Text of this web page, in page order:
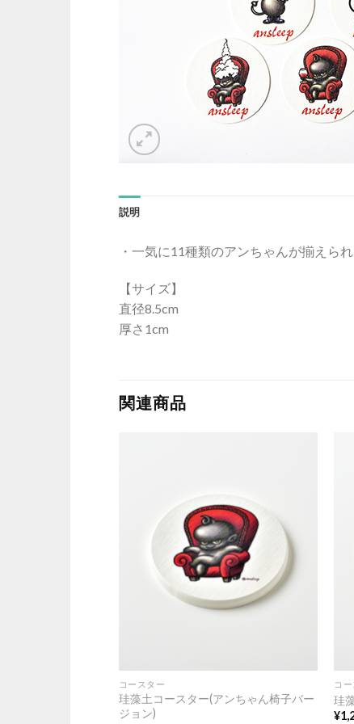
説明
・一気に11種類のアンちゃんが揃えら
【サイズ】
直径8.5cm
厚さ1cm
関連商品
コースター
珪藻土コースター(アンちゃん椅子バー
ジョン)
コ
珪
¥